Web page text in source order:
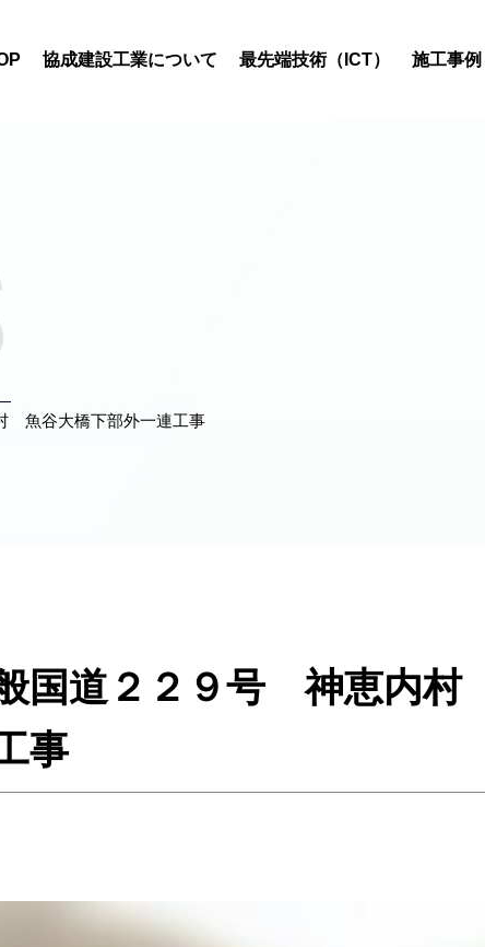
協成建設工業について 最先端技術（ICT） 施工事例
魚谷大橋下部外一連工事
国道２２９号 神恵内村
事